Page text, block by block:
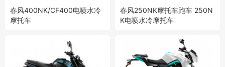
春风400NK/CF400电喷水冷
摩托车
春风250NK摩托车跑车 250N
K电喷水冷摩托车